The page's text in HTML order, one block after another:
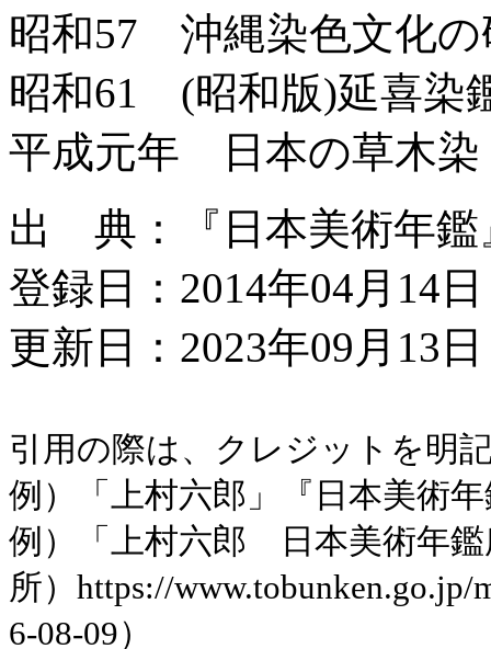
昭和57 沖縄染色文化の
昭和61 (昭和版)延喜染
平成元年 日本の草木染
出 典：『日本美術年鑑
登録日：2014年04月14日
更新日：2023年09月13
引用の際は、クレジットを明
例）「上村六郎」『日本美術
例）「上村六郎 日本美術年鑑
所）https://
6-08-09）